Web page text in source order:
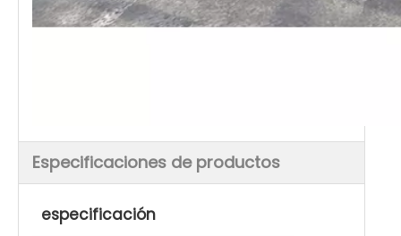
Especificaciones de productos
especificación